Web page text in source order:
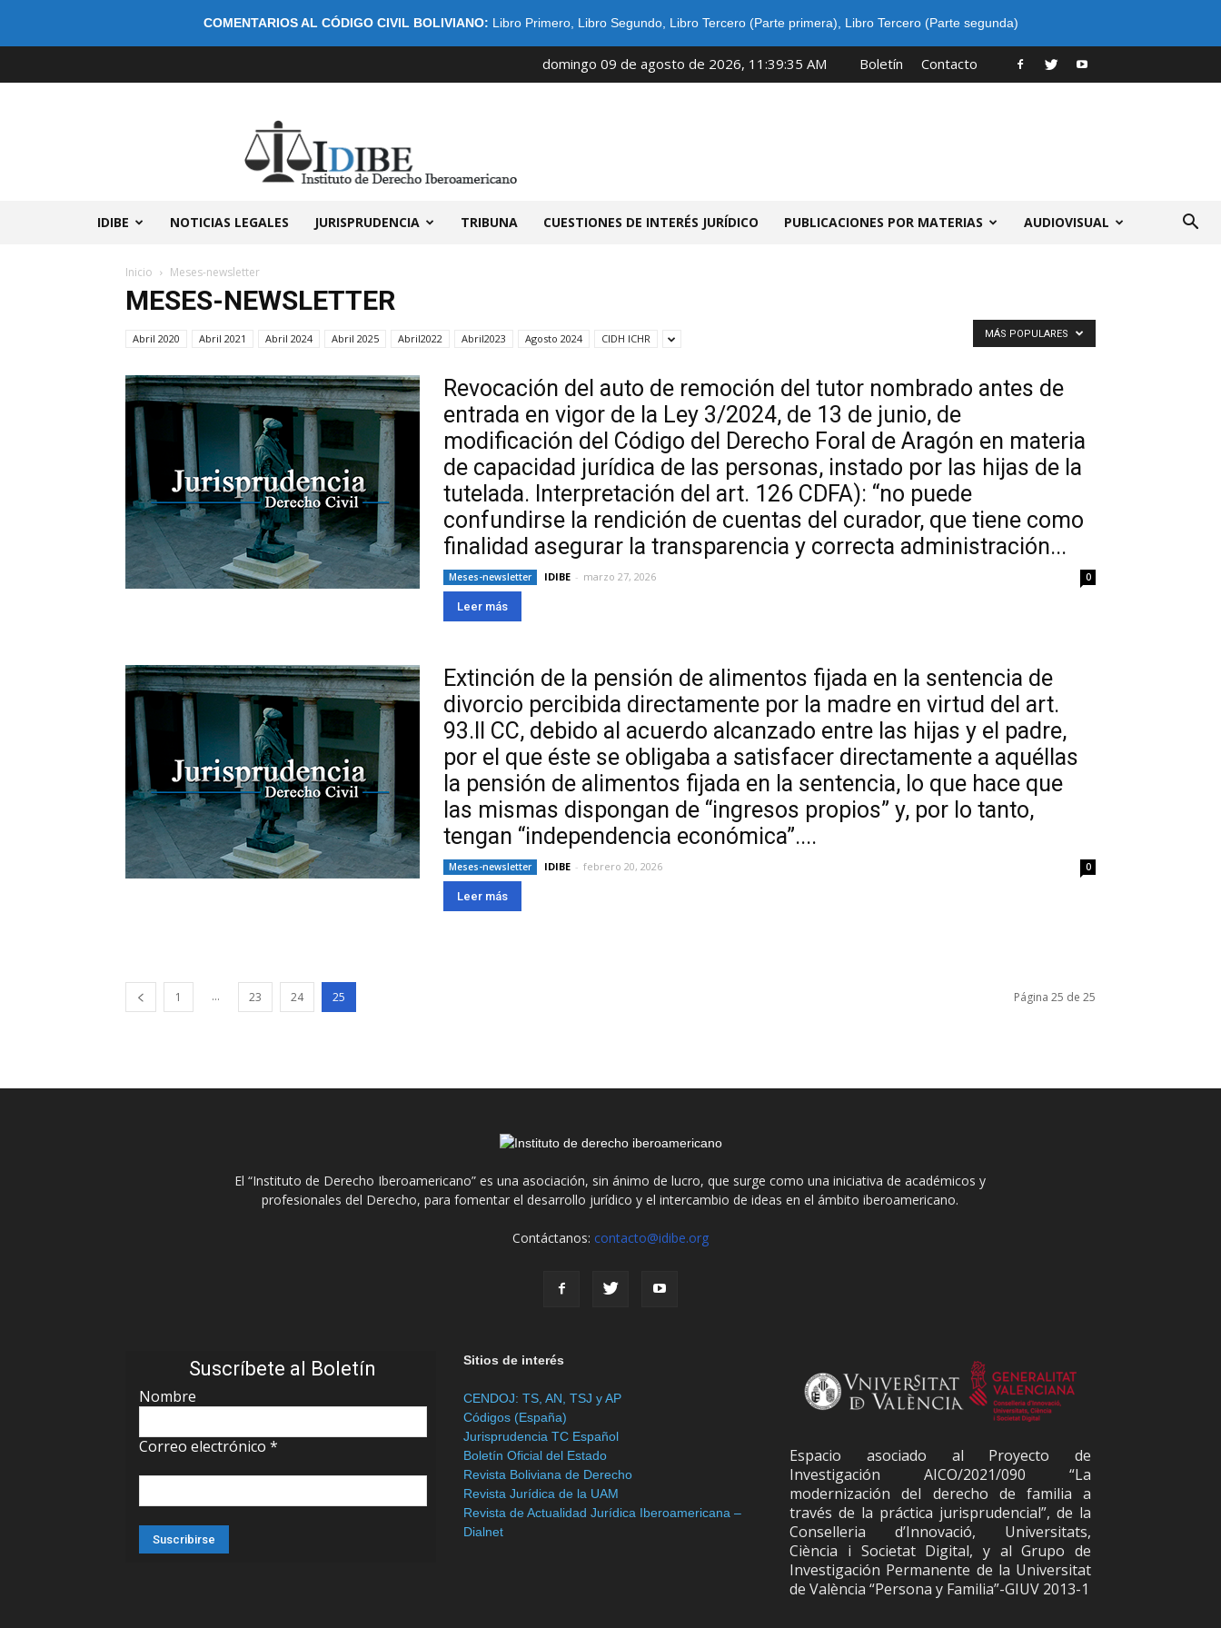
COMENTARIOS AL CÓDIGO CIVIL BOLIVIANO: Libro Primero, Libro Segundo, Libro Tercero (Parte primera) Libro Tercero (Parte segunda)
domingo 09 de agosto de 2026, 11:39:35 AM Boletín Contacto
IDIBE NOTICIAS LEGALES JURISPRUDENCIA TRIBUNA CUESTIONES DE INTERÉS JURÍDICO PUBLICACIONES POR MATERIAS AUDIOVISUAL
Inicio Meses-newsletter
MESES-NEWSLETTER
Abril 2020 Abril 2021 Abril 2024 Abril 2025 Abril2022 Abril2023 Agosto 2024 CIDH ICHR MÁS POPULARES
Revocación del auto de remoción del tutor nombrado antes de
entrada en vigor de la Ley 3/2024, de 13 de junio, de
modificación del Código del Derecho Foral de Aragón en materia
de capacidad jurídica de las personas, instado por las hijas de la
tutelada. Interpretación del art. 126 CDFA): “no puede
confundirse la rendición de cuentas del curador, que tiene como
finalidad asegurar la transparencia y correcta administración...
Meses-newsletter IDIBE - marzo 27, 2026 0
Leer más
Extinción de la pensión de alimentos fijada en la sentencia de
divorcio percibida directamente por la madre en virtud del art.
93.II CC, debido al acuerdo alcanzado entre las hijas y el padre,
por el que éste se obligaba a satisfacer directamente a aquéllas
la pensión de alimentos fijada en la sentencia, lo que hace que
las mismas dispongan de “ingresos propios” y, por lo tanto,
tengan “independencia económica”....
Meses-newsletter IDIBE - febrero 20, 2026 0
Leer más
1 ... 23 24 25 Página 25 de 25
El “Instituto de Derecho Iberoamericano” es una asociación, sin ánimo de lucro, que surge como una iniciativa de académicos y
profesionales del Derecho, para fomentar el desarrollo jurídico y el intercambio de ideas en el ámbito iberoamericano.
Contáctanos: contacto@idibe.org
Suscríbete al Boletín
Nombre
Correo electrónico *
Espacio asociado al Proyecto de
Investigación AICO/2021/090 “La
modernización del derecho de familia a
través de la práctica jurisprudencial”, de la
Conselleria d’Innovació, Universitats,
Ciència i Societat Digital, y al Grupo de
Investigación Permanente de la Universitat
de València “Persona y Familia”-GIUV 2013-1
Sitios de interés
CENDOJ: TS, AN, TSJ y AP
Códigos (España)
Jurisprudencia TC Español
Boletín Oficial del Estado
Revista Boliviana de Derecho
Revista Jurídica de la UAM
Revista de Actualidad Jurídica Iberoamericana –
Dialnet